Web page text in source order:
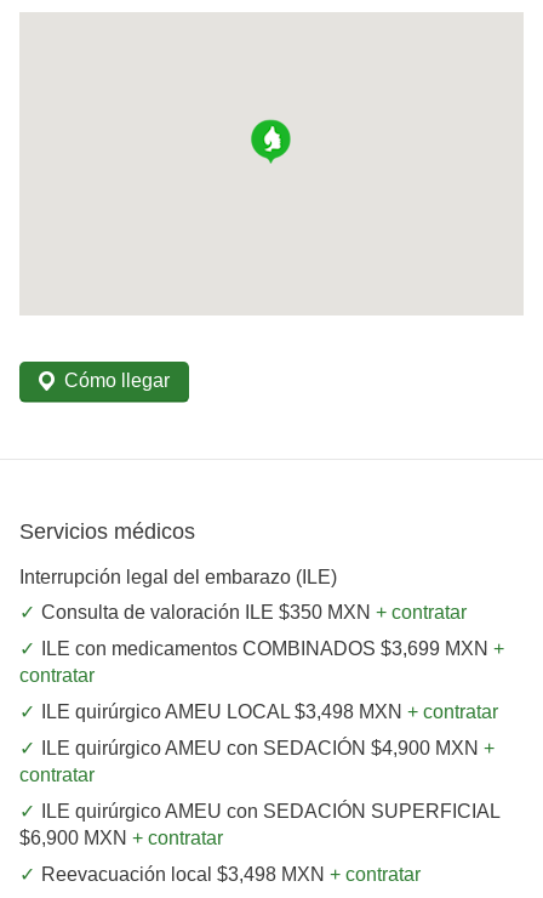
Cómo llegar
Servicios médicos
Interrupción legal del embarazo (ILE)
Consulta de valoración ILE $350 MXN + contratar
ILE con medicamentos COMBINADOS $3,699 MXN +
contratar
ILE quirúrgico AMEU LOCAL $3,498 MXN + contratar
ILE quirúrgico AMEU con SEDACIÓN $4,900 MXN +
contratar
ILE quirúrgico AMEU con SEDACIÓN SUPERFICIAL
$6,900 MXN + contratar
Reevacuación local $3,498 MXN + contratar